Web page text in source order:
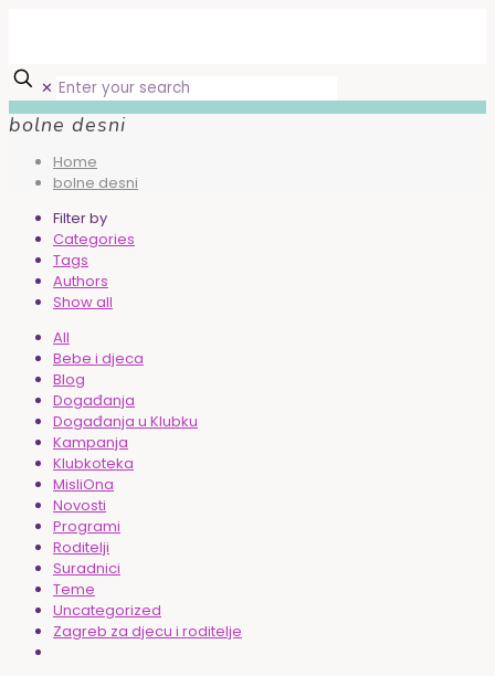
✕
bolne desni
Home
bolne desni
Filter by
Categories
Tags
Authors
Show all
All
Bebe i djeca
Blog
Događanja
Događanja u Klubku
Kampanja
Klubkoteka
MisliOna
Novosti
Programi
Roditelji
Suradnici
Teme
Uncategorized
Zagreb za djecu i roditelje